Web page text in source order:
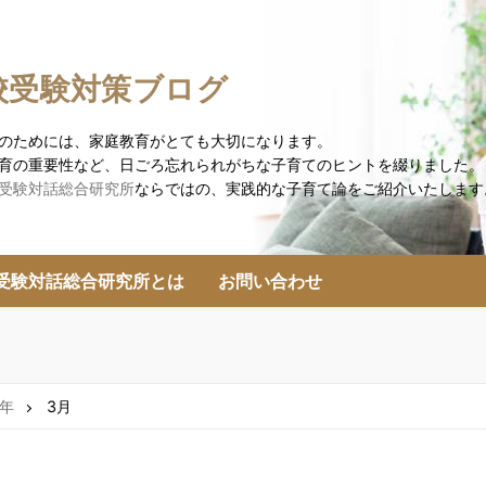
験対策ブログ
めには、家庭教育がとても大切になります。
の重要性など、日ごろ忘れられがちな子育てのヒントを綴りました。
験対話総合研究所ならではの、実践的な子育て論をご紹介いたしま
験対話総合研究所とは お問い合わせ
3月